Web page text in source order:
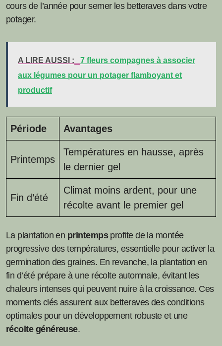
cours de l’année pour semer les betteraves dans votre
potager.
A LIRE AUSSI :
7 fleurs compagnes à associer
aux légumes pour un potager flamboyant et
productif
Période Avantages
Printemps
Températures en hausse, après
le dernier gel
Fin d’été
Climat moins ardent, pour une
récolte avant le premier gel
La plantation en printempsprofite de la montée
progressive des températures, essentielle pour activer la
germination des graines. En revanche, la plantation en
fin d’été prépare à une récolte automnale, évitant les
chaleurs intenses qui peuvent nuire à la croissance. Ces
moments clés assurent aux betteraves des conditions
optimales pour un développement robuste et une
récolte généreuse.